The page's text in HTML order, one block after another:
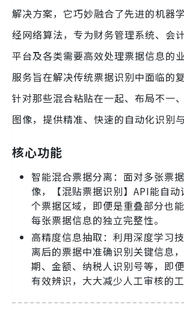
解决方案，它巧妙融合了先进的机器
经网络算法，专为财务管理系统、会
平台及各类需要高效处理票据信息的
服务旨在解决传统票据识别中面临的
针对那些混合粘贴在一起、布局不一
图像，提供精准、快速的自动化识别
核心功能
智能混合票据分离：面对多张票
像，【混贴票据识别】API能自动
个票据区域，即便是重叠部分也
每张票据信息的独立完整性。
高精度信息抽取：利用深度学习
离后的票据中准确识别关键信息
期、金额、纳税人识别号等，即
有效辨识，大大减少人工审核的工